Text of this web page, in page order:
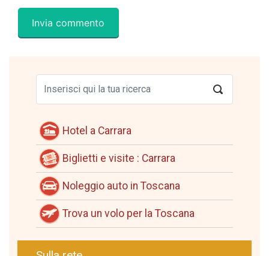
Hotel a Carrara
Biglietti e visite : Carrara
Noleggio auto in Toscana
Trova un volo per la Toscana